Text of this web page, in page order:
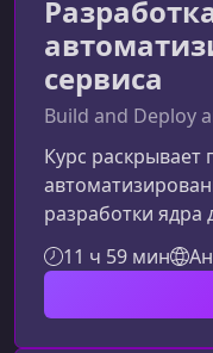
сервиса
Build and Deploy
Курс раскрывает
разработки
модели,
подойдёт тем,
современный
11 ч 59 мин